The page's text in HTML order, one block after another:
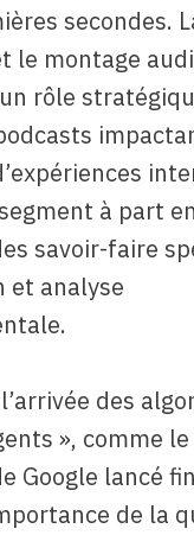
secondes.
le montage
rôle
à part
savoir-faire
et analyse
des
», comme
Google lancé
de la